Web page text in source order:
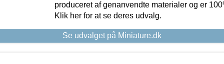
produceret af genanvendte materialer og er
Klik her for at se deres udvalg.
Se udvalget på Miniature.dk